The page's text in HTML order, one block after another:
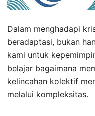
Dalam menghadapi
beradaptasi, bukan
kami untuk
belajar bagaimana
kelincahan kolektif
melalui kompleksitas.